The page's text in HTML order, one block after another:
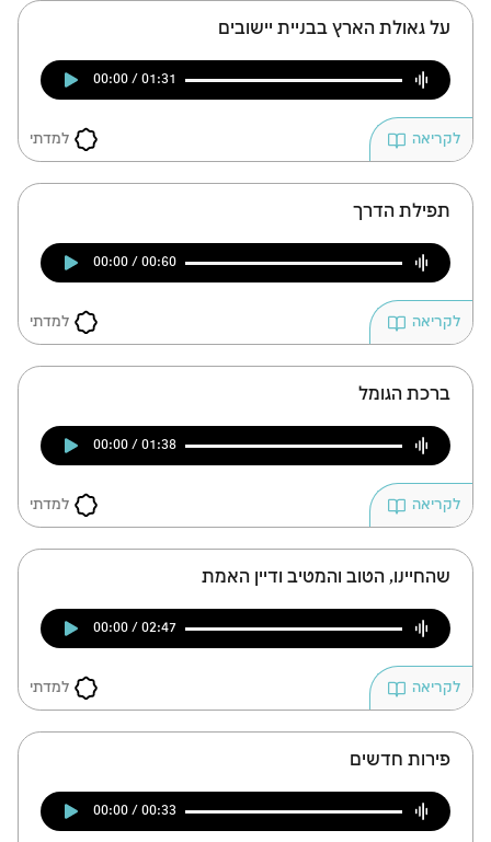
על גאולת הארץ בבניית יישובים
00:00 / 01:31
למדתי לקריאה
תפילת הדרך
00:00 / 00:60
למדתי לקריאה
ברכת הגומל
00:00 / 01:38
למדתי לקריאה
שהחיינו, הטוב והמטיב ודיין האמת
00:00 / 02:47
למדתי לקריאה
פירות חדשים
00:00 / 00:33